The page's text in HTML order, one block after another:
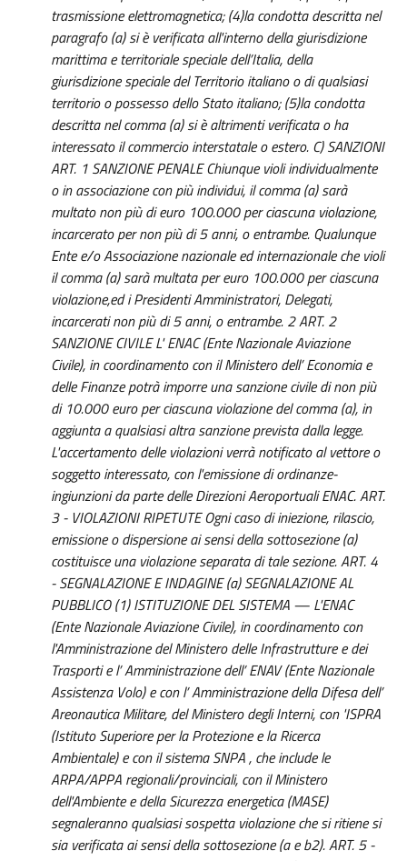
trasmissione elettromagnetica; (4)la condotta descritta nel
paragrafo (a) si è verificata all'interno della giurisdizione
marittima e territoriale speciale dell’Italia, della
giurisdizione speciale del Territorio italiano o di qualsiasi
territorio o possesso dello Stato italiano; (5)la condotta
descritta nel comma (a) si è altrimenti verificata o ha
interessato il commercio interstatale o estero. C) SANZIONI
ART. 1 SANZIONE PENALE Chiunque violi individualmente
o in associazione con più individui, il comma (a) sarà
multato non più di euro 100.000 per ciascuna violazione,
incarcerato per non più di 5 anni, o entrambe. Qualunque
Ente e/o Associazione nazionale ed internazionale che violi
il comma (a) sarà multata per euro 100.000 per ciascuna
violazione,ed i Presidenti Amministratori, Delegati,
incarcerati non più di 5 anni, o entrambe. 2 ART. 2
SANZIONE CIVILE L' ENAC (Ente Nazionale Aviazione
Civile), in coordinamento con il Ministero dell’ Economia e
delle Finanze potrà imporre una sanzione civile di non più
di 10.000 euro per ciascuna violazione del comma (a), in
aggiunta a qualsiasi altra sanzione prevista dalla legge.
L'accertamento delle violazioni verrà notificato al vettore o
soggetto interessato, con l'emissione di ordinanze-
ingiunzioni da parte delle Direzioni Aeroportuali ENAC. ART.
3 - VIOLAZIONI RIPETUTE Ogni caso di iniezione, rilascio,
emissione o dispersione ai sensi della sottosezione (a)
costituisce una violazione separata di tale sezione. ART. 4
- SEGNALAZIONE E INDAGINE (a) SEGNALAZIONE AL
PUBBLICO (1) ISTITUZIONE DEL SISTEMA — L'ENAC
(Ente Nazionale Aviazione Civile), in coordinamento con
l'Amministrazione del Ministero delle Infrastrutture e dei
Trasporti e l’ Amministrazione dell’ ENAV (Ente Nazionale
Assistenza Volo) e con l’ Amministrazione della Difesa dell’
Areonautica Militare, del Ministero degli Interni, con 'ISPRA
(Istituto Superiore per la Protezione e la Ricerca
Ambientale) e con il sistema SNPA , che include le
ARPA/APPA regionali/provinciali, con il Ministero
dell'Ambiente e della Sicurezza energetica (MASE)
segnaleranno qualsiasi sospetta violazione che si ritiene si
sia verificata ai sensi della sottosezione (a e b2). ART. 5 -